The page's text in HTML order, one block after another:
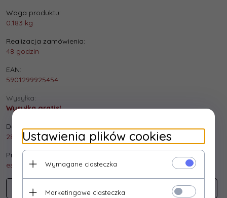
Waga produktu:
0.183 kg
Realizacja zamówienia:
48 godzin
EAN:
5901299925454
Wysyłka:
Wysyłka gratis!
Dostępna ilość:
28 szt.
Producent:
esperanza
ESPERANZA
Ustawienia plików cookies
Wymagane ciasteczka
Marketingowe ciasteczka